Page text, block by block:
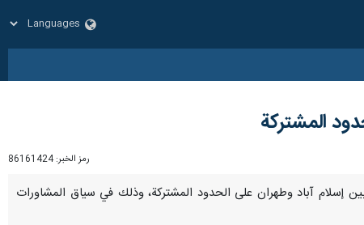
المشتركة
رمز الخبر: 86161424
بين إسلام آباد وطهران على الحدود المشتركة، وذلك في سياق المشاورات